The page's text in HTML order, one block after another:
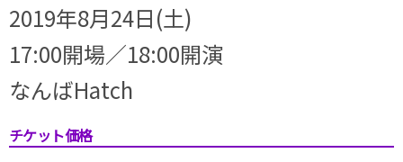
2019年8月24日(土)
17:00開場／18:00開演
なんばHatch
チケット価格